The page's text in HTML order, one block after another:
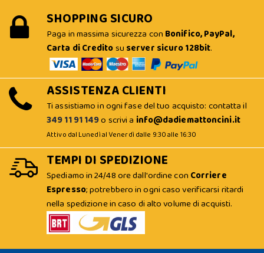
SHOPPING SICURO
Paga in massima sicurezza con Bonifico, PayPal,
Carta di Creditosu server sicuro 128bit.
ASSISTENZA CLIENTI
Ti assistiamo in ogni fase del tuo acquisto: contatta il
349 11 91 149o scrivi a info@dadiemattoncini.it
Attivo dal Lunedì al Venerdì dalle 9:30 alle 16:30
TEMPI DI SPEDIZIONE
Spediamo in 24/48 ore dall'ordine con Corriere
Espresso; potrebbero in ogni caso verificarsi ritardi
nella spedizione in caso di alto volume di acquisti.